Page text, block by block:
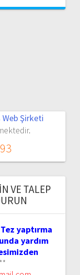
Web Şirketi
VE TALEP
yaptırma
yardım